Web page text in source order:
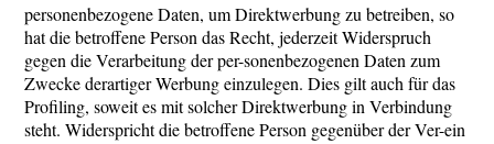
personenbezogene Daten, um Direktwerbung zu betreiben, so
hat die betroffene Person das Recht, jederzeit Widerspruch
gegen die Verarbeitung der per-sonenbezogenen Daten zum
Zwecke derartiger Werbung einzulegen. Dies gilt auch für das
Profiling, soweit es mit solcher Direktwerbung in Verbindung
steht. Widerspricht die betroffene Person gegenüber der Ver-ein